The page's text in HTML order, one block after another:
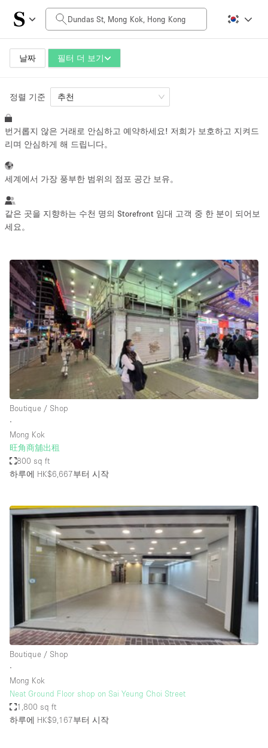
날짜 필터 더 보기
일일 비용
HK$0
공간 크기
100 sq ft 5000+ sq ft
~ 13 명
Photo
Shooting
Conference Meeting Office Shop Share
공간 유형
Advertisement Space
Apartment / Loft
Art Gallery
Atelier / Workshop Studio
Boat
Boutique / Shop
Conference Room
Event Space
Hall
Mall Shop
Mansion / House
Meeting Space
정렬 기준 추천
번거롭지 않은 거래로 안심하고 예약하세요! 저희가 보호하고 지켜드
리며 안심하게 해 드립니다。
세계에서 가장 풍부한 범위의 점포 공간 보유。
같은 곳을 지향하는 수천 명의 Storefront 임대 고객 중 한 분이 되어보
세요。
Boutique / Shop
∙
Mong Kok
旺角商舖出租
800 sq ft
하루에 HK$6,667부터 시작
Boutique / Shop
∙
Mong Kok
Neat Ground Floor shop on Sai Yeung Choi Street
1,800 sq ft
하루에 HK$9,167부터 시작